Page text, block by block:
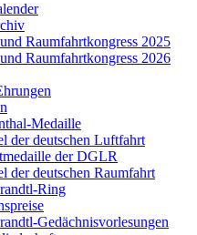
Raumfahrtkongress 2025
Raumfahrtkongress 2026
Medaille
der deutschen Luftfahrt
der DGLR
der deutschen Raumfahrt
Ring
Gedächnisvorlesungen